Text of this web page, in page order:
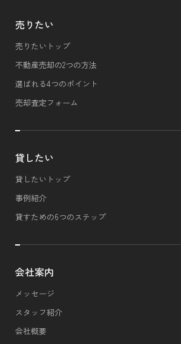
売りたい
売りたいトップ
不動産売却の2つの方法
選ばれる4つのポイント
売却査定フォーム
貸したい
貸したいトップ
事例紹介
貸すための6つのステップ
会社案内
メッセージ
スタッフ紹介
会社概要